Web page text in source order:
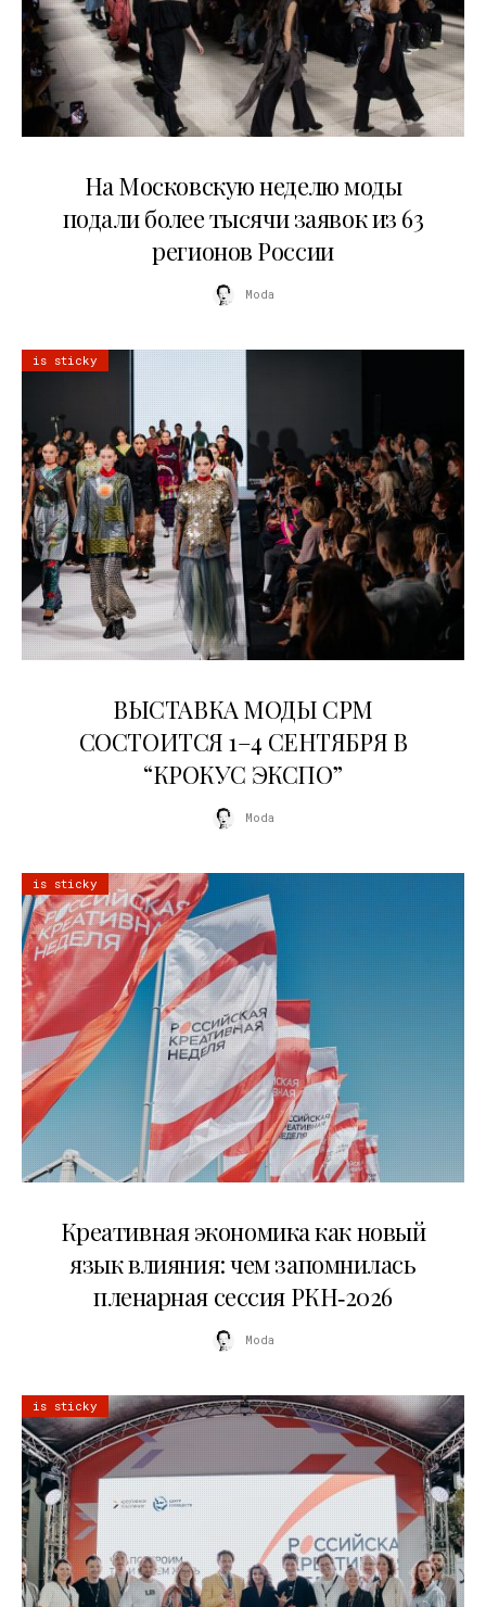
На Московскую неделю моды
подали более тысячи заявок из 63
регионов России
Moda
is sticky
ВЫСТАВКА МОДЫ CPM
СОСТОИТСЯ 1–4 СЕНТЯБРЯ В
“КРОКУС ЭКСПО”
Moda
is sticky
Креативная экономика как новый
язык влияния: чем запомнилась
пленарная сессия РКН‑2026
Moda
is sticky